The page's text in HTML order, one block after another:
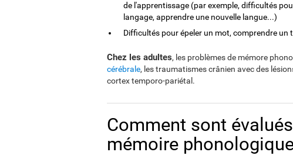
de l'apprentissage (par exemple, difficultés
langage, apprendre une nouvelle langue...)
Difficultés pour épeler un mot, comprendre un
Chez les adultes, les problèmes de mémore
cérébrale, les traumatismes crânien avec des
cortex temporo-pariétal.
Comment sont
mémoire